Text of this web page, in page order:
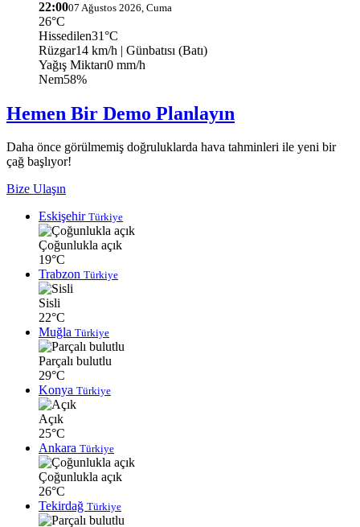
22:0007 Ağustos 2026, Cuma
26°C
Hissedilen31°C
Rüzgar14 km/h | Günbatısı (Batı)
Yağış Miktarı0 mm/h
Nem58%
Hemen Bir Demo Planlayın
Daha önce görülmemiş doğruluklarda hava tahminleri ile yeni bir
çağ başlıyor!
Bize Ulaşın
Eskişehir Türkiye
Çoğunlukla açık
19°C
Trabzon Türkiye
Sisli
22°C
Muğla Türkiye
Parçalı bulutlu
29°C
Konya Türkiye
Açık
25°C
Ankara Türkiye
Çoğunlukla açık
26°C
Tekirdağ Türkiye